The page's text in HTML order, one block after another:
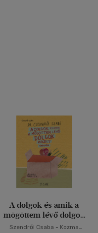
A dolgok és amik a
mögöttem lévő dolgok
mögött vannak
Szendrői Csaba - Kozma